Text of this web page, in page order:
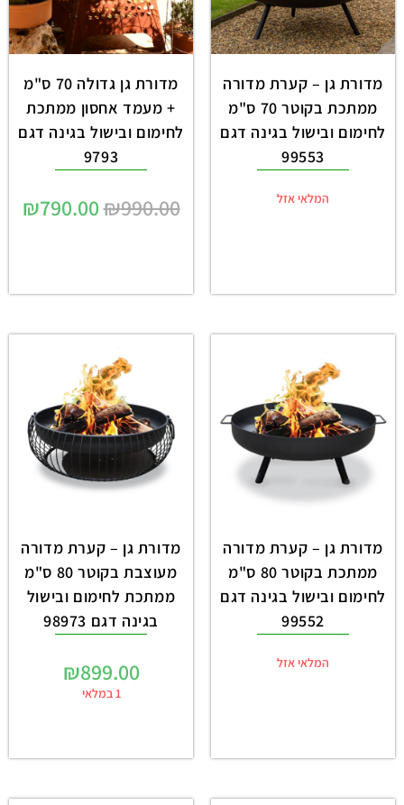
מדורת גן – קערת מדורה
ממתכת בקוטר 70 ס"מ
לחימום ובישול בגינה דגם
99553
המלאי אזל
מדורת גן גדולה 70 ס"מ
+ מעמד אחסון ממתכת
לחימום ובישול בגינה דגם
9793
₪990.00
₪790.00
מדורת גן – קערת מדורה
ממתכת בקוטר 80 ס"מ
לחימום ובישול בגינה דגם
99552
המלאי אזל
מדורת גן – קערת מדורה
מעוצבת בקוטר 80 ס"מ
ממתכת לחימום ובישול
בגינה דגם 98973
₪899.00
1 במלאי